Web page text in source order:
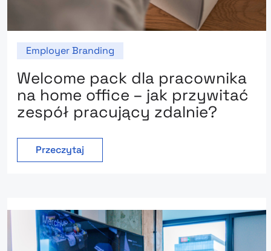
Employer Branding
Welcome pack dla pracownika
na home office – jak przywitać
zespół pracujący zdalnie?
Przeczytaj